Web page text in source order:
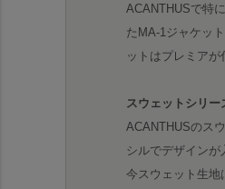
ACANTHUSで特
たMA-1ジャケッ
ットはプレミアが
スウェットシリー
ACANTHUSのス
シルでデザイン
今スウェット生地